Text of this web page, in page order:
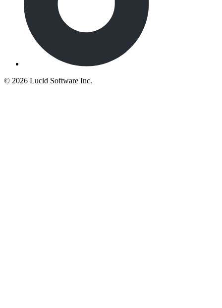
© 2026 Lucid Software Inc.